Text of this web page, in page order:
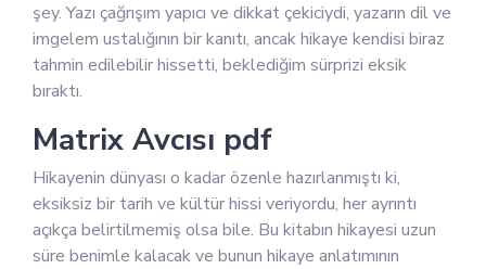
şey. Yazı çağrışım yapıcı ve dikkat çekiciydi, yazarın dil ve
imgelem ustalığının bir kanıtı, ancak hikaye kendisi biraz
tahmin edilebilir hissetti, beklediğim sürprizi eksik
bıraktı.
Matrix Avcısı pdf
Hikayenin dünyası o kadar özenle hazırlanmıştı ki,
eksiksiz bir tarih ve kültür hissi veriyordu, her ayrıntı
açıkça belirtilmemiş olsa bile. Bu kitabın hikayesi uzun
süre benimle kalacak ve bunun hikaye anlatımının